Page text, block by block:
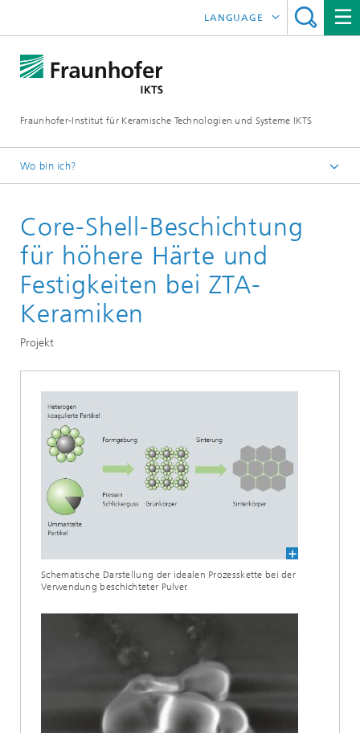
Fraunhofer-Institut für Keramische Technologien und Systeme IKTS
LANGUAGE
ČESKÝ
Wo bin ich?
Abteilungen
Strukturkeramik
Oxid- und polymerkeramische Komponenten
Core-Shell-Beschichtung
für höhere Härte und
Festigkeiten bei ZTA-
Keramiken
Projekt
Schematische Darstellung der idealen Prozesskette bei der
Verwendung beschichteter Pulver.